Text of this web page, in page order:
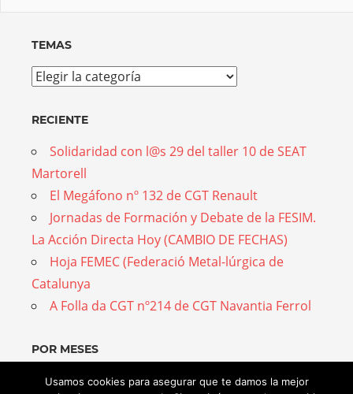
TEMAS
Temas
RECIENTE
Solidaridad con l@s 29 del taller 10 de SEAT
Martorell
El Megáfono nº 132 de CGT Renault
Jornadas de Formación y Debate de la FESIM.
La Acción Directa Hoy (CAMBIO DE FECHAS)
Hoja FEMEC (Federació Metal-lúrgica de
Catalunya
A Folla da CGT nº214 de CGT Navantia Ferrol
POR MESES
PorUsamos cookies para asegurar que te damos la mejor